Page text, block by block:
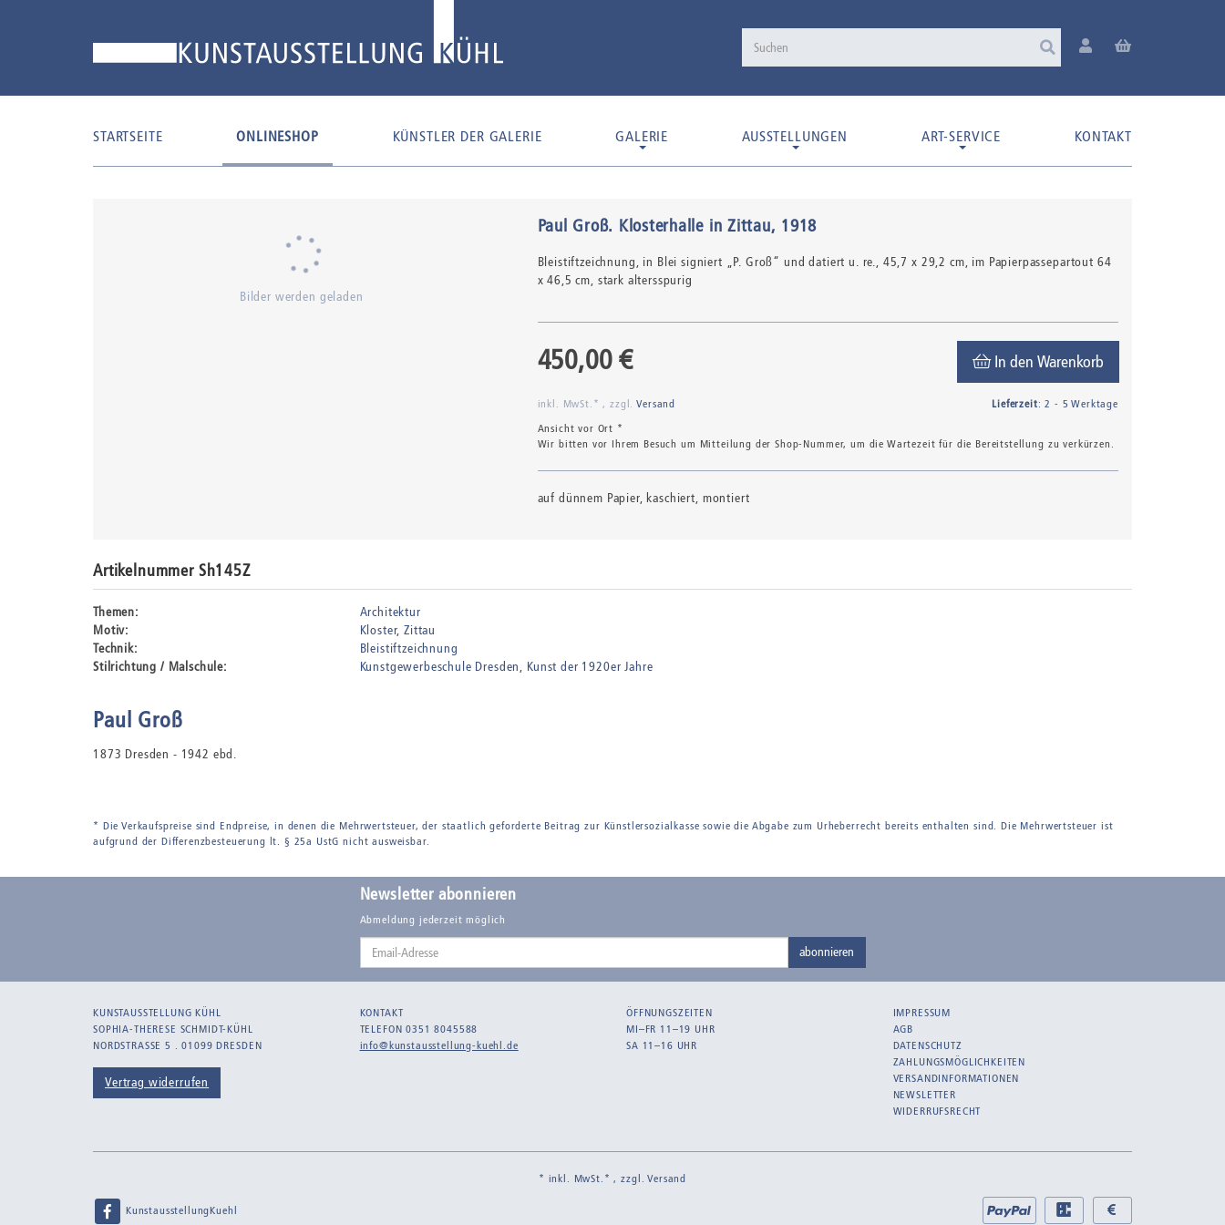
STARTSEITE ONLINESHOP KÜNSTLER DER GALERIE GALERIE AUSSTELLUNGEN ART-SERVICE KONTAKT
Bilder werden geladen
Paul Groß. Klosterhalle in Zittau, 1918
Bleistiftzeichnung, in Blei signiert „P. Groß“ und datiert u. re., 45,7 x 29,2 cm, im Papierpassepartout 64
x 46,5 cm, stark altersspurig
450,00 €
inkl. MwSt.* , zzgl.Versand
In den Warenkorb
Lieferzeit: 2 - 5 Werktage
Ansicht vor Ort *
Wir bitten vor Ihrem Besuch um Mitteilung der Shop-Nummer, um die Wartezeit für die Bereitstellung zu verkürzen.
auf dünnem Papier, kaschiert, montiert
Artikelnummer Sh145Z
Themen:
Architektur
Motiv:
Kloster Zittau
Technik:
Bleistiftzeichnung
Stilrichtung / Malschule:
Kunstgewerbeschule Dresden Kunst der 1920er Jahre
Paul Groß
1873 Dresden - 1942 ebd.
* Die Verkaufspreise sind Endpreise, in denen die Mehrwertsteuer, der staatlich geforderte Beitrag zur Künstlersozialkasse sowie die Abgabe zum Urheberrecht bereits enthalten sind. Die Mehrwertsteuer ist
aufgrund der Differenzbesteuerung lt. § 25a UstG nicht ausweisbar.
Newsletter abonnieren
Abmeldung jederzeit möglich
Email-
abonnieren
KUNSTAUSSTELLUNG KÜHL
SOPHIA-THERESE SCHMIDT-KÜHL
NORDSTRASSE 5 . 01099 DRESDEN
Vertrag widerrufen
KONTAKT
TELEFON 0351 8045588
info@kunstausstellung-kuehl.de
ÖFFNUNGSZEITEN
MI–FR 11–19 UHR
SA 11–16 UHR
IMPRESSUM
AGB
DATENSCHUTZ
ZAHLUNGSMÖGLICHKEITEN
VERSANDINFORMATIONEN
NEWSLETTER
WIDERRUFSRECHT
* inkl. MwSt.* , zzgl.Versand
KunstausstellungKuehl
Bei
PayPal